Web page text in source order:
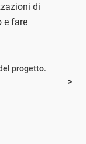
di
e fare
progetto.